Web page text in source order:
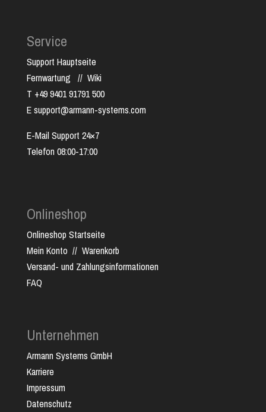
Service
Support Hauptseite
Fernwartung // Wiki
T +49 9401 91791 500
E support@armann-systems.com
E-Mail Support 24×7
Telefon 08:00-17:00
Onlineshop
Onlineshop Startseite
Mein Konto // Warenkorb
Versand- und Zahlungsinformationen
FAQ
Unternehmen
Armann Systems GmbH
Karriere
Impressum
Datenschutz